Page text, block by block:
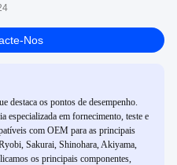
Nos
destaca os pontos de desempenho.
especializada em fornecimento, teste e
com OEM para as principais
Sakurai, Shinohara, Akiyama,
os principais componentes,